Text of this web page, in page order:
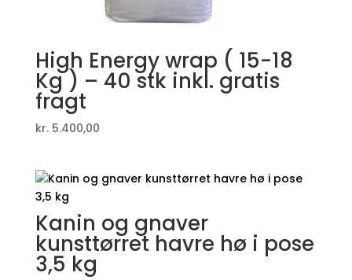
High Energy wrap ( 15-18
Kg ) – 40 stk inkl. gratis
fragt
kr.5.400,00
Kanin og gnaver
kunsttørret havre hø i pose
3,5 kg